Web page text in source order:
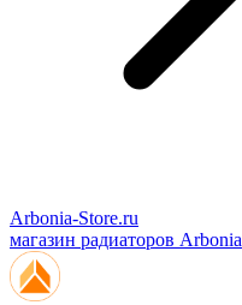
Arbonia-Store.ru
магазин радиаторов Arbonia